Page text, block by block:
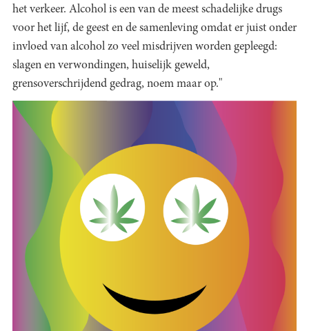
het verkeer. Alcohol is een van de meest schadelijke drugs
voor het lijf, de geest en de samenleving omdat er juist onder
invloed van alcohol zo veel misdrijven worden gepleegd:
slagen en verwondingen, huiselijk geweld,
grensoverschrijdend gedrag, noem maar op."